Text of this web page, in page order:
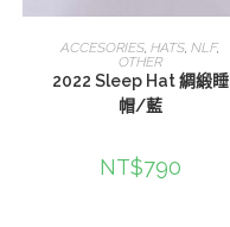
查看內容
ACCESORIES ,HATS ,NLF,
OTHER
2022 Sleep Hat 綢緞睡
帽/藍
NT$790